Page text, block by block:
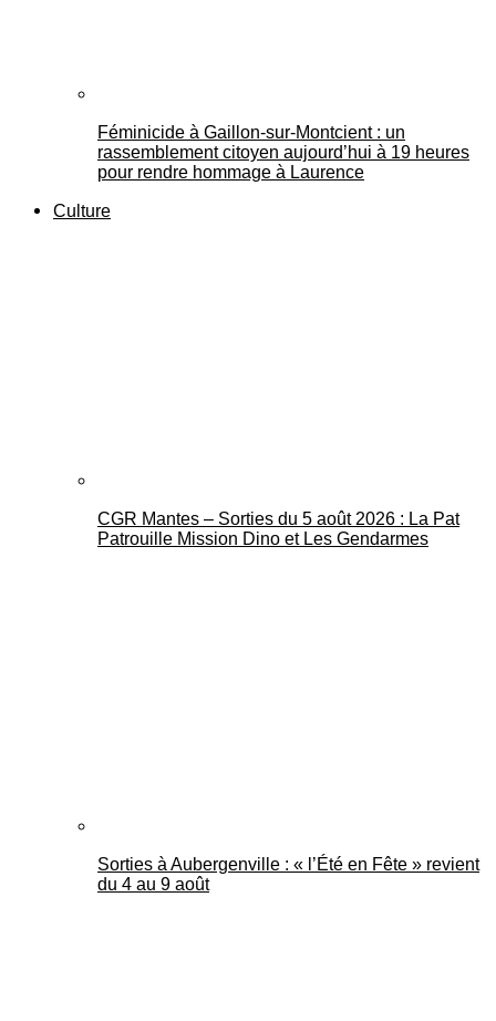
Féminicide à Gaillon‑sur‑Montcient : un
rassemblement citoyen aujourd’hui à 19 heures
pour rendre hommage à Laurence
Culture
CGR Mantes – Sorties du 5 août 2026 : La Pat
Patrouille Mission Dino et Les Gendarmes
Sorties à Aubergenville : « l’Été en Fête » revient
du 4 au 9 août